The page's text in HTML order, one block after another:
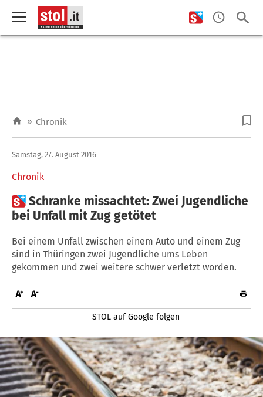
» Chronik
Chronik
Samstag, 27. August 2016
Schranke missachtet: Zwei Jugendliche
bei Unfall mit Zug getötet
Bei einem Unfall zwischen einem Auto und einem Zug
sind in Thüringen zwei Jugendliche ums Leben
gekommen und zwei weitere schwer verletzt worden.
STOL auf Google folgen